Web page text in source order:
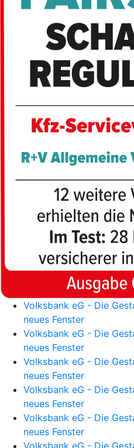
Volksbank eG - Die
neues Fenster
Volksbank eG - Die
neues Fenster
Volksbank eG - Die
neues Fenster
Volksbank eG - Die
neues Fenster
Volksbank eG - Die
neues Fenster
Volksbank eG - Die